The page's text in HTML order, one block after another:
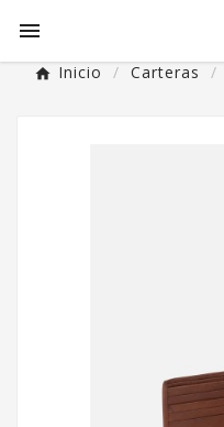

Inicio Carteras